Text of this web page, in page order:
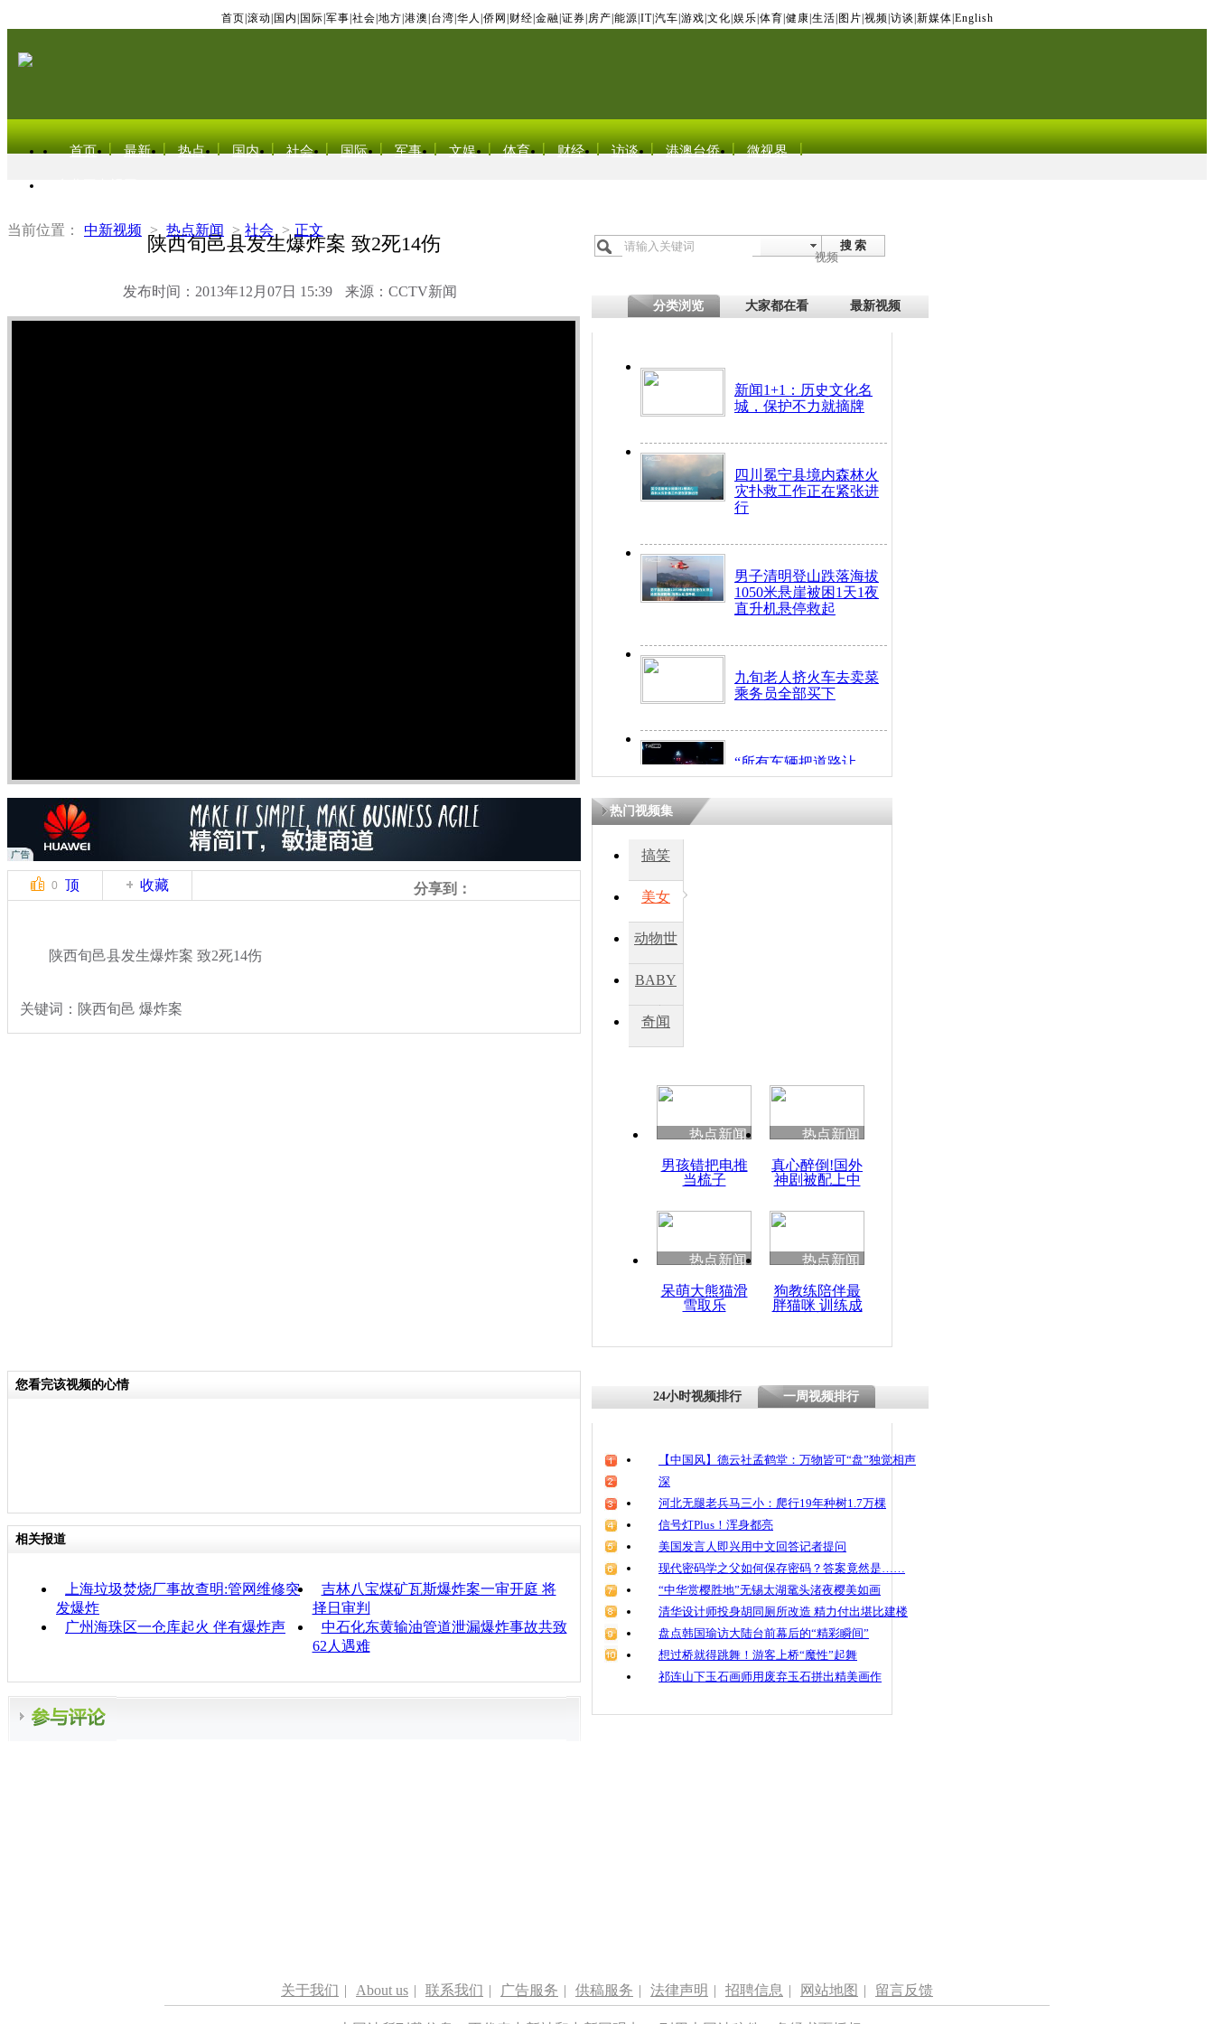
首页 滚动 国内 国际 军事 社会 地方 港澳 台湾 华人 侨网 财经 金融 证券 房产 能源 IT| 汽车 游戏 文化 娱乐 体育 健康 生活 图片 视频 访谈 新媒体 English
首页 最新 热点 国内 社会 国际 军事 文娱 体育 财经 访谈 港澳台侨 微视界
当前位置： 中新视频 > 热点新闻 > 社会 > 正文
陕西旬邑县发生爆炸案 致2死14伤
发布时间：2013年12月07日 15:39 来源：CCTV新闻
搜 索
视频
分类浏览 大家都在看 最新视频
新闻1+1：历史文化名
城，保护不力就摘牌
四川冕宁县境内森林火
灾扑救工作正在紧张进
行
男子清明登山跌落海拔
1050米悬崖被困1天1夜
直升机悬停救起
九旬老人挤火车去卖菜
乘务员全部买下
“所有车辆把道路让
开！”儿童突发疾病交
因
度苗族花山节
魂
0 顶 收藏 分享到：
陕西旬邑县发生爆炸案 致2死14伤
关键词：陕西旬邑 爆炸案
热门视频集
搞笑
美女
动物世
BABY
秀
奇闻
热点新闻
男孩错把电推
当梳子
热点新闻
真心醉倒!国外
神剧被配上中
热点新闻
呆萌大熊猫滑
雪取乐
热点新闻
狗教练陪伴最
胖猫咪 训练成
您看完该视频的心情
相关报道
上海垃圾焚烧厂事故查明:管网维修突
发爆炸
吉林八宝煤矿瓦斯爆炸案一审开庭 将
择日审判
广州海珠区一仓库起火 伴有爆炸声
中石化东黄输油管道泄漏爆炸事故共致
62人遇难
24小时视频排行 一周视频排行
【中国风】德云社孟鹤堂：万物皆可“盘”独觉相声
深
河北无腿老兵马三小：爬行19年种树1.7万棵
信号灯Plus！浑身都亮
美国发言人即兴用中文回答记者提问
现代密码学之父如何保存密码？答案竟然是……
“中华赏樱胜地”无锡太湖鼋头渚夜樱美如画
清华设计师投身胡同厕所改造 精力付出堪比建楼
盘点韩国瑜访大陆台前幕后的“精彩瞬间”
想过桥就得跳舞！游客上桥“魔性”起舞
祁连山下玉石画师用废弃玉石拼出精美画作
关于我们 | About us | 联系我们 | 广告服务 | 供稿服务 | 法律声明 | 招聘信息 | 网站地图 | 留言反馈